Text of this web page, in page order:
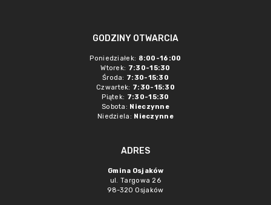
GODZINY OTWARCIA
Poniedziałek: 8:00-16:00
Wtorek: 7:30-15:30
Środa: 7:30-15:30
Czwartek: 7:30-15:30
Piątek: 7:30-15:30
Sobota: Nieczynne
Niedziela: Nieczynne
ADRES
Gmina Osjaków
ul. Targowa 26
98-320 Osjaków